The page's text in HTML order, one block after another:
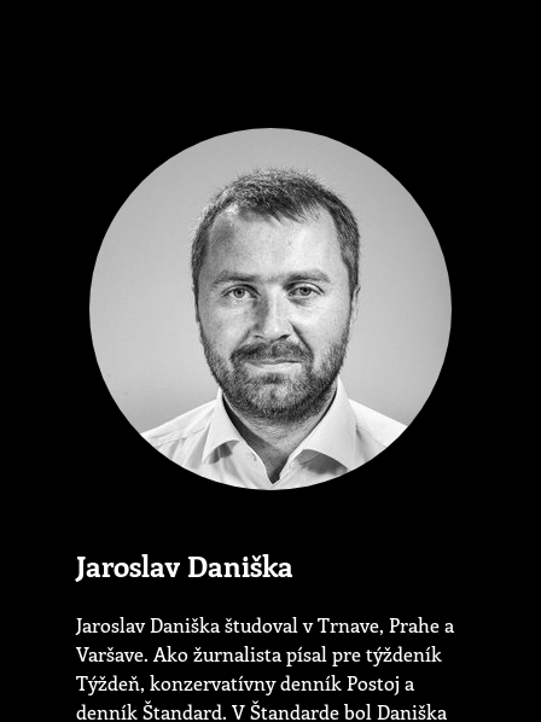
Jaroslav Daniška
Jaroslav Daniška študoval v Trnave, Prahe a
Varšave. Ako žurnalista písal pre týždeník
Týždeň, konzervatívny denník Postoj a
denník Štandard. V Štandarde bol Daniška